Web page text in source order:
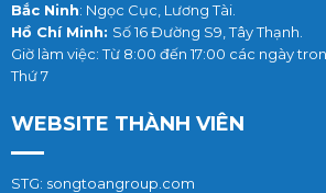
Bắc Ninh: Ngọc Cục, Lương Tài.
Hồ Chí Minh: Số 16 Đường S9, Tây Thạnh.
Giờ làm việc: Từ 8:00 đến 17:00 các ngày
Thứ 7
WEBSITE THÀNH VIÊN
STG: songtoangroup.com